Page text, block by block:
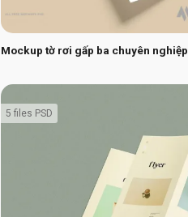
Mockup tờ rơi gấp ba chuyên nghiệp
5 files PSD